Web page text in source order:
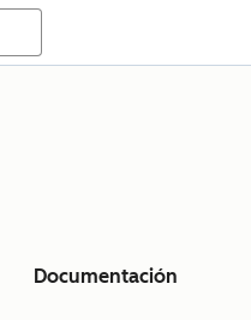
Documentación